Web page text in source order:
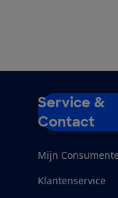
Service &
Contact
Mijn
Klantenservice